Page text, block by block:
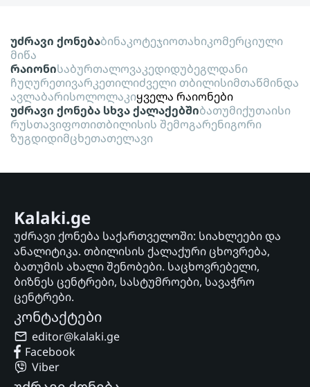
უძრავი ქონებაბინაკოტეჯიოთახიკომერციული
მიწა
რაიონისაბურთალოვაკედიდუბეგლდანი
ჩუღურეთივარკეთილიძველი თბილისიმთაწმინდა
ავლაბარისოლოლაკიყველა რაიონები
უძრავი ქონება სხვა ქალაქებშიბათუმიქუთაისი
რუსთავიფოთითბილისის შემოგარენიგორი
ზუგდიდიმცხეთათელავი
Kalaki.ge
უძრავი ქონება საქართველოში: სიახლეები და
ანალიტიკა. თბილისის ქალაქური ცხოვრება,
ბათუმის ახალი შენობები. საცხოვრებელი,
ბიზნეს ცენტრები, სასტუმროები, სავაჭრო
ცენტრები.
კონტაქტები
editor@kalaki.ge
Facebook
Viber